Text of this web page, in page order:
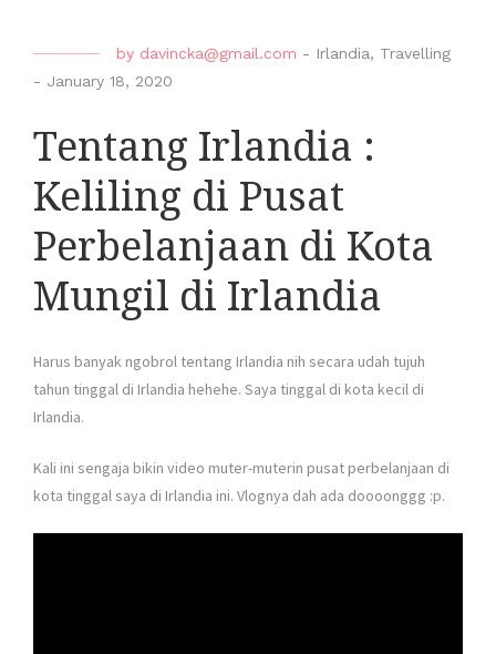
by davincka@gmail.com - Irlandia, Travelling
- January 18, 2020
Tentang Irlandia :
Keliling di Pusat
Perbelanjaan di Kota
Mungil di Irlandia
Harus banyak ngobrol tentang Irlandia nih secara udah tujuh
tahun tinggal di Irlandia hehehe. Saya tinggal di kota kecil di
Irlandia.
Kali ini sengaja bikin video muter-muterin pusat perbelanjaan di
kota tinggal saya di Irlandia ini. Vlognya dah ada doooonggg :p.